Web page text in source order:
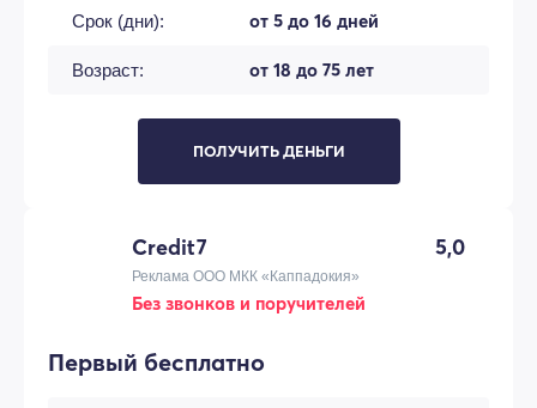
Срок (дни): от 5 до 16 дней
Возраст: от 18 до 75 лет
ПОЛУЧИТЬ ДЕНЬГИ
Credit7 5,0
Реклама ООО МКК «Каппадокия»
Без звонков и поручителей
Первый бесплатно